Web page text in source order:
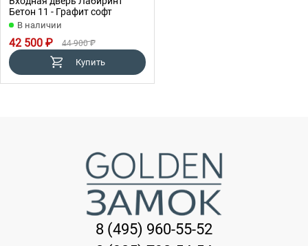
Бетон 11 - Графит софт
В наличии
42 500 ₽ 44 900 ₽
Купить
8 (495) 960-55-52